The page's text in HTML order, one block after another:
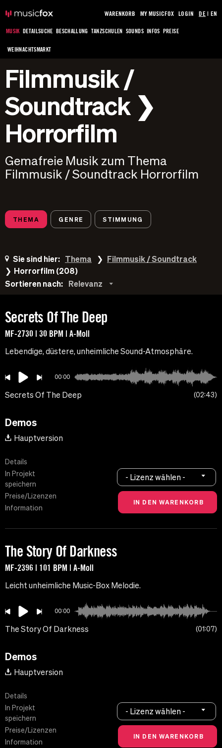
MUSIK DETAILSUCHE BESCHALLUNG TANZSCHULEN SOUNDS INFOS PREISE
WEIHNACHTSMARKT
WARENKORB MY MUSICFOX LOGIN DE| EN
Filmmusik /
Soundtrack ❯
Horrorfilm
Gemafreie Musik zum Thema
Filmmusik / Soundtrack Horrorfilm
THEMA GENRE STIMMUNG
Sie sind hier: Thema
Filmmusik / Soundtrack
Horrorfilm (208)
Sortieren nach:
Relevanz
Secrets Of The Deep
MF-2730 | 30 BPM | A-Moll
Lebendige, düstere, unheimliche Sound-Atmosphäre.
00:00
Secrets Of The Deep 02:43
Demos
Hauptversion
Details
In Projekt
speichern
Preise/Lizenzen
Information
- Lizenz wählen -
The Story Of Darkness
MF-2396 | 101 BPM | A-Moll
Leicht unheimliche Music-Box Melodie.
00:00
The Story Of Darkness 01:07
Demos
Hauptversion
Details
In Projekt
speichern
Preise/Lizenzen
Information
- Lizenz wählen -